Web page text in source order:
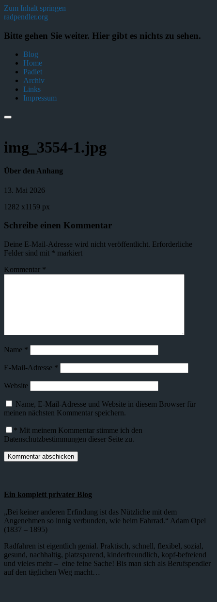
Zum Inhalt springen
radpendler.org
Bitte gehen Sie weiter. Hier gibt es nichts zu sehen.
Blog
Home
Padlet
Archiv
Links
Impressum
img_3554-1.jpg
Über den Anhang
13. Mai 2026
1282 x1159 px
Schreibe einen Kommentar
Deine E-Mail-Adresse wird nicht veröffentlicht. Erforderliche
Felder sind mit * markiert
Kommentar *
Name *
E-Mail-Adresse *
Website
Name, E-Mail-Adresse und Website in diesem Browser für
meinen nächsten Kommentar speichern.
* Mit meinem Kommentar stimme ich den
Datenschutzbestimmungen dieser Seite zu.
Ein komplett privater Blog
„Bei keiner anderen Erfindung ist das Nützliche mit dem
Angenehmen so innig verbunden, wie beim Fahrrad.“ Adam Opel
(1837 – 1895)
Radfahren ist eigentlich genial. Praktisch, schnell, flexibel, sozial,
gesund, nachhaltig, platzsparend, kinderfreundlich, kopf-befreiend
und vieles mehr – eine feine Sache! Bis man sich als Berufspendler
auf den täglichen Weg macht…